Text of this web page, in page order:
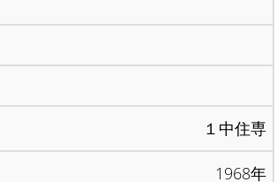
１中住専
1968年